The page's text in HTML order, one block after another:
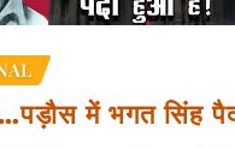
में भगत सिंह